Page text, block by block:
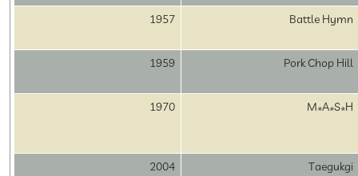
Battle Hymn
1957
Pork Chop Hill
1959
M*A*S*H
1970
Taegukgi
2004